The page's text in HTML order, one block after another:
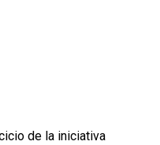
de la iniciativa